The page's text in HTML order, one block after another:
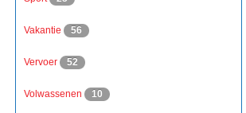
Vakantie 56
Vervoer 52
Volwassenen 10